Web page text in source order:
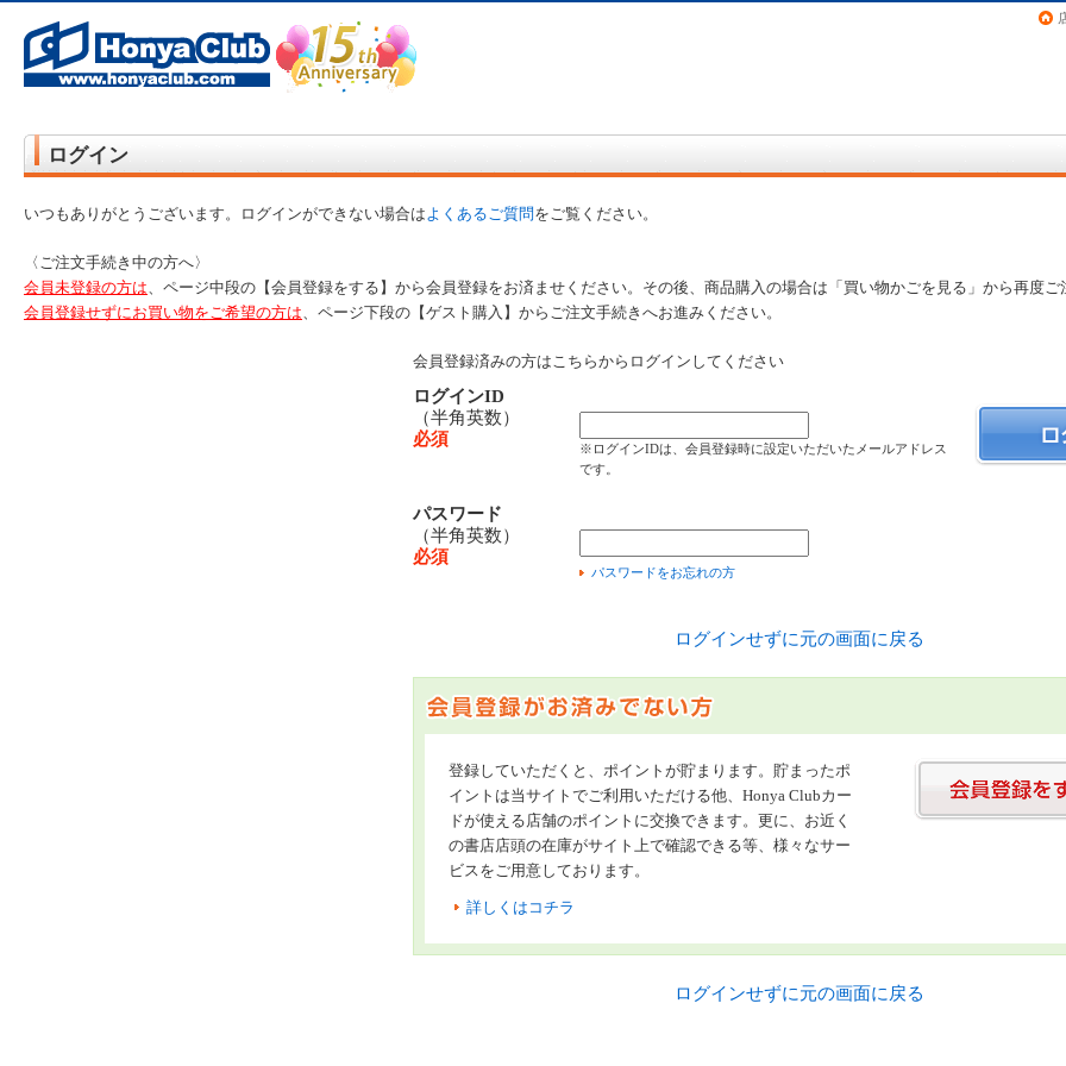
ログイン
いつもありがとうございます。ログインができない場合はよくあるご質問をご覧ください。
〈ご注文手続き中の方へ〉
会員未登録の方は、ページ中段の【会員登録をする】から会員登録をお済ませください。その後、商品購入の場合は「買い物かごを見る」から再度ご
会員登録せずにお買い物をご希望の方は、ページ下段の【ゲスト購入】からご注文手続きへお進みください。
会員登録済みの方はこちらからログインしてください
ログインID
（半角英数）
必須
※ログインIDは、会員登録時に設定いただいたメールアドレス
です。
パスワード
（半角英数）
必須
パスワードをお忘れの方
ログインせずに元の画面に戻る
登録していただくと、ポイントが貯まります。貯まったポ
イントは当サイトでご利用いただける他、Honya Clubカー
ドが使える店舗のポイントに交換できます。更に、お近く
の書店店頭の在庫がサイト上で確認できる等、様々なサー
ビスをご用意しております。
詳しくはコチラ
ログインせずに元の画面に戻る